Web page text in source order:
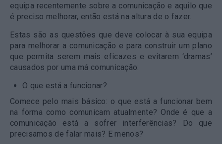
equipa recentemente sobre a comunicação e aquilo que
é preciso melhorar, então está na altura de o fazer.
Estas são as questões que deve colocar à sua equipa
para melhorar a comunicação e para construir um plano
que permita serem mais eficazes e evitarem ‘dramas’
causados por uma má comunicação:
O que está a funcionar?
Comece pelo mais básico: o que está a funcionar bem
na forma como comunicam atualmente? Onde é que a
comunicação está a sofrer interferências? Do que
precisamos de falar mais? E menos?